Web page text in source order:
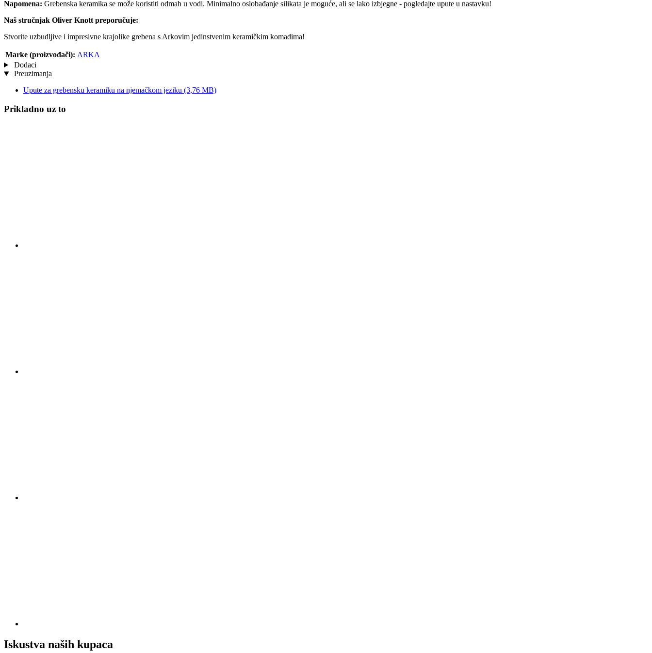
Napomena: Grebenska keramika se može koristiti odmah u vodi. Minimalno oslobađanje silikata je moguće, ali se lako izbjegne - pogledajte upute u nastavku!
Naš stručnjak Oliver Knott preporučuje:
Stvorite uzbudljive i impresivne krajolike grebena s Arkovim jedinstvenim keramičkim komadima!
Marke (proizvođači): ARKA
Dodaci
Preuzimanja
Upute za grebensku keramiku na njemačkom jeziku (3,76 MB)
Prikladno uz to
Iskustva naših kupaca